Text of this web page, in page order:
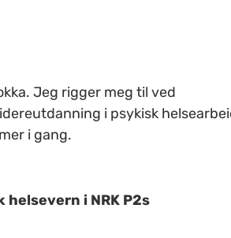
Jeg rigger meg til ved
i psykisk
i gang.
i NRK P2s